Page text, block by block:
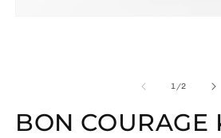
1/of
2
BON COURAGE